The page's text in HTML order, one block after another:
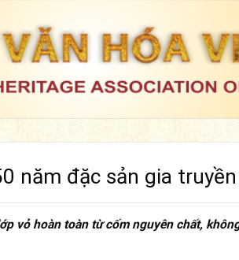
năm đặc sản gia truyền
vỏ hoàn toàn từ cốm nguyên chất,